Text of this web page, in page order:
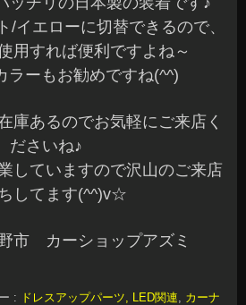
/イエローに切替できるので、
用すれば便利ですよね～
ラーもお勧めですね(^^)
庫あるのでお気軽にご来店く
ださいね♪
していますので沢山のご来店
してます(^^)v☆
市 カーショップアズミ
: ドレスアップパーツ, LED関連, カーナ